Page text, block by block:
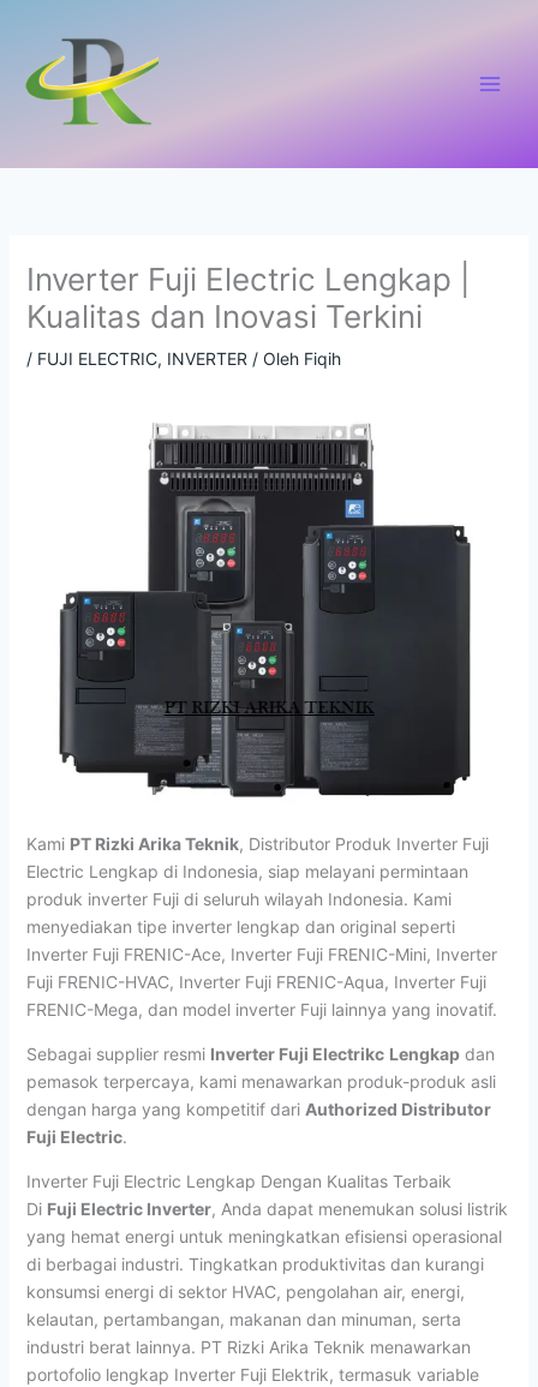
konten
Inverter Fuji Electric Lengkap |
Kualitas dan Inovasi Terkini
/ FUJI ELECTRIC, INVERTER / Oleh Fiqih
Kami PT Rizki Arika Teknik, Distributor Produk Inverter Fuji
Electric Lengkap di Indonesia, siap melayani permintaan
produk inverter Fuji di seluruh wilayah Indonesia. Kami
menyediakan tipe inverter lengkap dan original seperti
Inverter Fuji FRENIC-Ace, Inverter Fuji FRENIC-Mini, Inverter
Fuji FRENIC-HVAC, Inverter Fuji FRENIC-Aqua, Inverter Fuji
FRENIC-Mega, dan model inverter Fuji lainnya yang inovatif.
Sebagai supplier resmi Inverter Fuji Electrikc Lengkapdan
pemasok terpercaya, kami menawarkan produk-produk asli
dengan harga yang kompetitif dari Authorized Distributor
Fuji Electric.
Inverter Fuji Electric Lengkap Dengan Kualitas Terbaik
Di Fuji Electric Inverter, Anda dapat menemukan solusi listrik
yang hemat energi untuk meningkatkan efisiensi operasional
di berbagai industri. Tingkatkan produktivitas dan kurangi
konsumsi energi di sektor HVAC, pengolahan air, energi,
kelautan, pertambangan, makanan dan minuman, serta
industri berat lainnya. PT Rizki Arika Teknik menawarkan
portofolio lengkap Inverter Fuji Elektrik, termasuk variable